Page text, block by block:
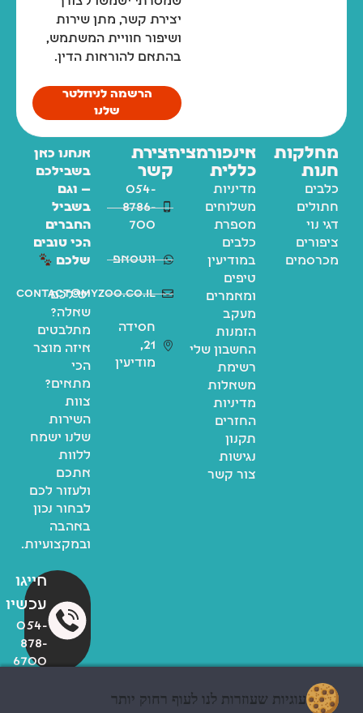
יצירת קשר, מתן שירות
ושיפור חוויית המשתמש,
בהתאם להוראות הדין.
הרשמה לניוזלטר
שלנו
מחלקות
חנות
כלבים
חתולים
דגי נוי
ציפורים
מכרסמים
אינפורמציה
כללית
מדיניות
משלוחים
מספרת
כלבים
במודיעין
טיפים
ומאמרים
מעקב
הזמנות
החשבון שלי
רשימת
משאלות
מדיניות
החזרים
תקנון
נגישות
צור קשר
יצירת
קשר
054-
8786-
700
ווטסאפ
contact@myzoo.co.il
חסידה
21,
מודיעין
אנחנו כאן
בשבילכם
— וגם
בשביל
החברים
הכי טובים
שלכם
יש לכם
שאלה?
מתלבטים
איזה מוצר
הכי
מתאים?
צוות
השירות
שלנו ישמח
ללוות
אתכם
ולעזור לכם
לבחור נכון
באהבה
ובמקצועיות.
חייגו
עכשיו
054-
878-
6700
עוגיות שעוזרות לנו לעוף רחוק יותר